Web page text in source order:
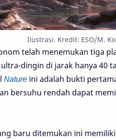
Ilustrasi. Kredit: ESO/M.
telah menemukan tiga
dingin di jarak hanya 40
Nature ini adalah bukti
bersuhu rendah dapat
baru ditemukan ini